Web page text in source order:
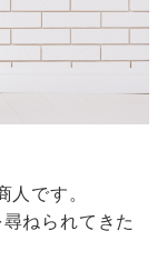
です。
ねられてきた